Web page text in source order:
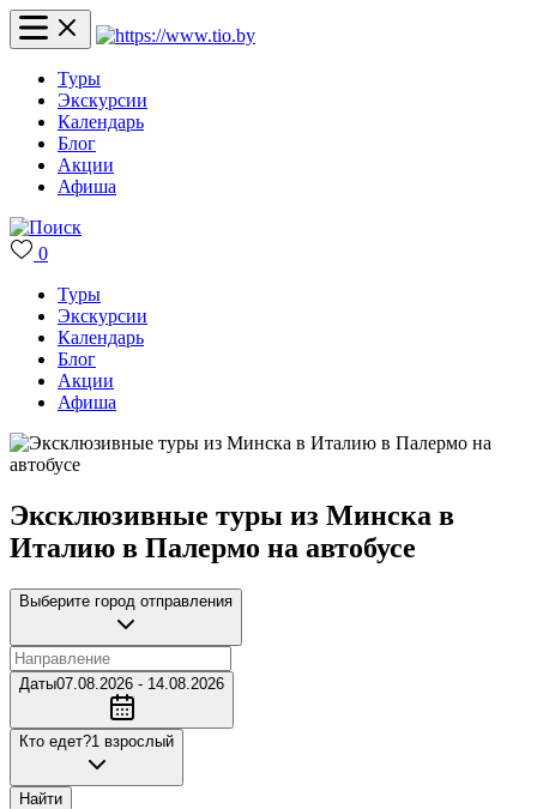
Туры
Экскурсии
Календарь
Блог
Акции
Афиша
0
Туры
Экскурсии
Календарь
Блог
Акции
Афиша
Эксклюзивные туры из Минска в
Италию в Палермо на автобусе
Выберите город отправления
Даты07.08.2026 - 14.08.2026
Кто едет?1 взрослый
Найти